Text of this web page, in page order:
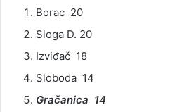
Borac 20
Sloga D. 20
Izviđač 18
Sloboda 14
Gračanica 14